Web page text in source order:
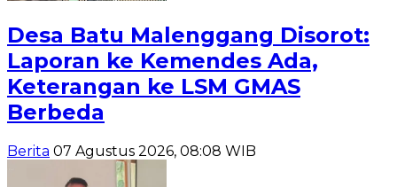
Desa Batu Malenggang Disorot:
Laporan ke Kemendes Ada,
Keterangan ke LSM GMAS
Berbeda
Berita 07 Agustus 2026, 08:08 WIB